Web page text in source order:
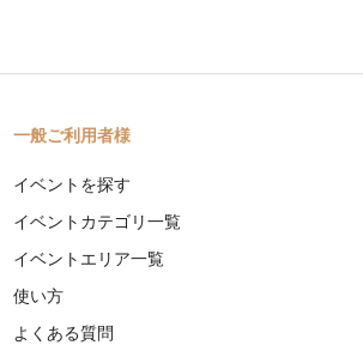
一般ご利用者様
イベントを探す
イベントカテゴリ一覧
イベントエリア一覧
使い方
よくある質問